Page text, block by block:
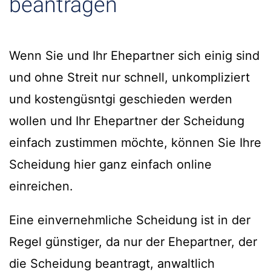
Wenn Sie und Ihr Ehepartner sich einig sind
und ohne Streit nur schnell, unkompliziert
und kostengüsntgi geschieden werden
wollen und Ihr Ehepartner der Scheidung
einfach zustimmen möchte, können Sie Ihre
Scheidung hier ganz einfach online
einreichen.
Eine einvernehmliche Scheidung ist in der
Regel günstiger, da nur der Ehepartner, der
die Scheidung beantragt, anwaltlich